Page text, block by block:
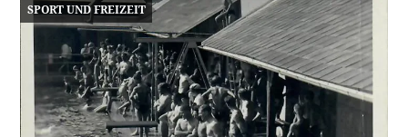
SPORT UND FREIZEIT